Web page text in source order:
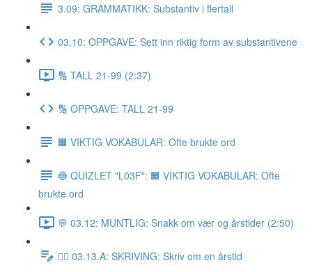
3.09: GRAMMATIKK: Substantiv i flertall
03.10: OPPGAVE: Sett inn riktig form av substantivene
🔢 TALL 21-99 (2:37)
🔢 OPPGAVE: TALL 21-99
🟧 VIKTIG VOKABULAR: Ofte brukte ord
🔵 QUIZLET "L03F": 🟧 VIKTIG VOKABULAR: Ofte
brukte ord
💬 03.12: MUNTLIG: Snakk om vær og årstider (2:50)
✍🏼 03.13.A: SKRIVING: Skriv om en årstid